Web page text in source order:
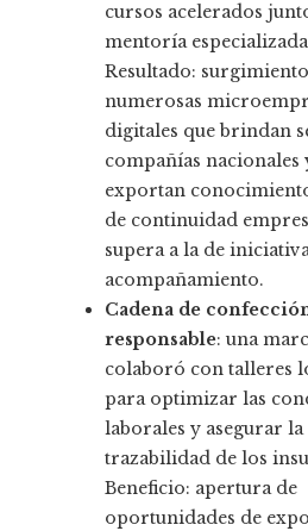
cursos acelerados
mentoría
Resultado:
numerosas
digitales que brindan
compañías nacionales
exportan
de continuidad
supera a la de
acompañamiento.
Cadena de
responsable: una
colaboró con talleres
para optimizar las
laborales y asegurar la
trazabilidad de los
Beneficio: apertura de
oportunidades de